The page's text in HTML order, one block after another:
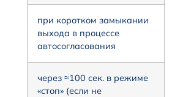
при коротком замыкании
выхода в процессе
автосогласования
через ≈100 сек. в режиме
«стоп» (если не